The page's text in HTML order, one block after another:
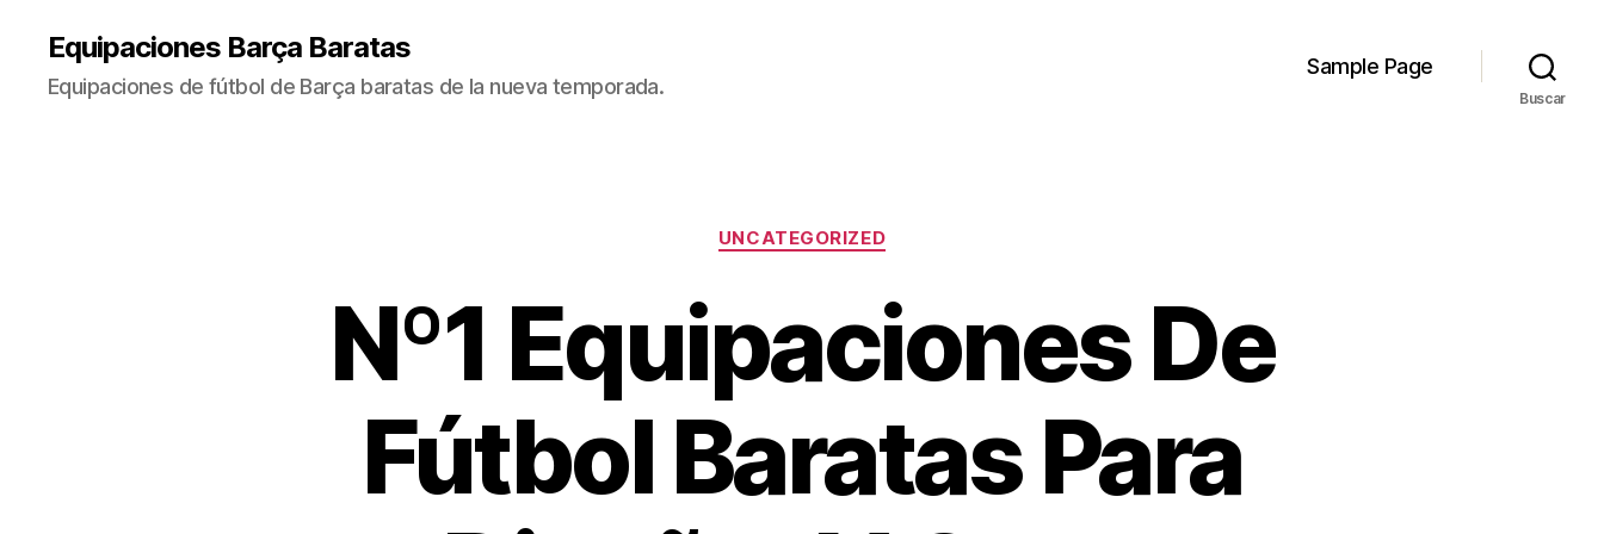
Equipaciones Barça Baratas
Equipaciones de fútbol de Barça baratas de la nueva temporada.
Sample Page
Buscar
Categorías
UNCATEGORIZED
Nº1 Equipaciones De
Fútbol Baratas Para